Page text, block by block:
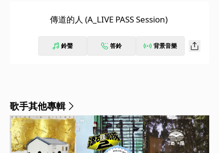
傳道的人 (A_LIVE PASS Session)
鈴聲 答鈴 背景音樂
歌手其他專輯